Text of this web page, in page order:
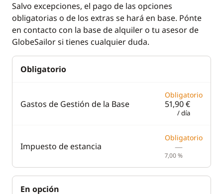
Molinete eléctrico
ancla
Winch eléctrico
WC eléctrico
Cocina
Salvo excepciones, el pago de las opciones
obligatorias o de los extras se hará en base. Pónte
en contacto con la base de alquiler o tu asesor de
GlobeSailor si tienes cualquier duda.
Obligatorio
Gastos de Gestión de la Base
Obligatorio
51,90 €
/ día
Impuesto de estancia
Obligatorio
—
7,00 %
En opción